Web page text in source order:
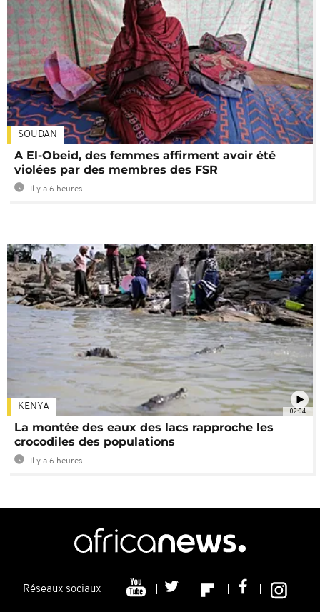
SOUDAN
A El-Obeid, des femmes affirment avoir été
violées par des membres des FSR
Il y a 6 heures
02:04
KENYA
La montée des eaux des lacs rapproche les
crocodiles des populations
Il y a 6 heures
Réseaux sociaux